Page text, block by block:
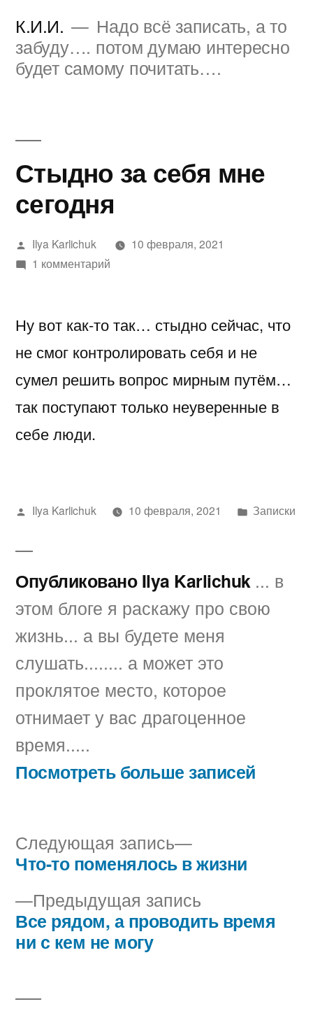
содержимому
К.И.И.
Надо всё записать, а то
забуду…. потом думаю интересно
будет самому почитать….
Стыдно за себя мне
сегодня
Написано
автором
Ilya Karlichuk
10 февраля, 2021
1 комментарийк
за
мне
сегодня
Ну вот как-то так… стыдно сейчас, что
не смог контролировать себя и не
сумел решить вопрос мирным путём…
так поступают только неуверенные в
себе люди.
Написано
Ilya Karlichuk 10 февраля, 2021
Написано
Записки
Опубликовано Ilya Karlichuk ... в
этом блоге я раскажу про свою
жизнь... а вы будете меня
слушать........ а может это
проклятое место, которое
отнимает у вас драгоценное
время.....
Посмотреть больше записей
Навигация
по
записям
Предыдущая запись
запись:
Все рядом, а проводить время
ни с кем не могу
Следующая запись
Следующая
запись:
Что-то поменялось в жизни